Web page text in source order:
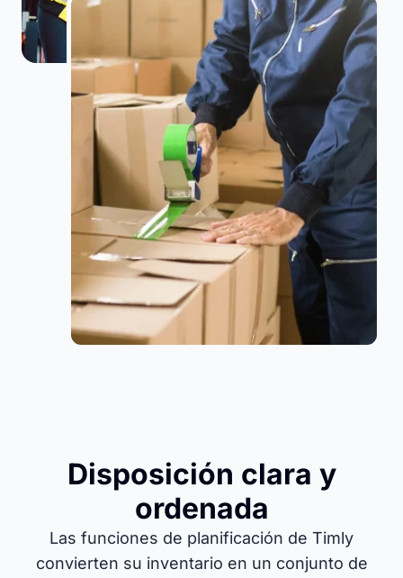
Disposición clara y
ordenada
Las funciones de planificación de Timly
convierten su inventario en un conjunto de